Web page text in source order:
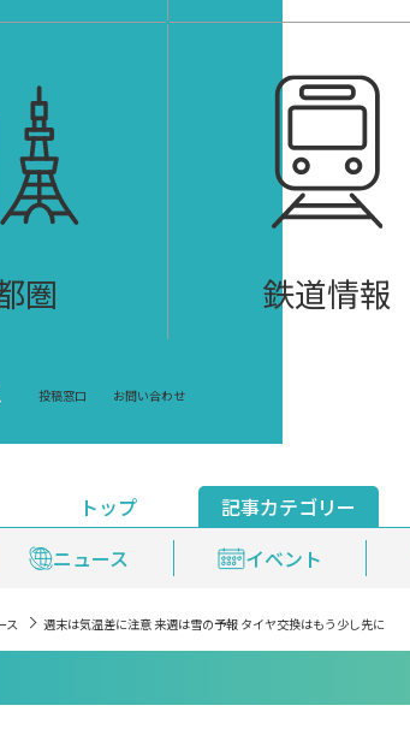
圏 鉄道情報
投稿窓口 お問い合わせ
トップ
記事カテゴリー
ニュース
イベント
おくやみ情報
安全安心
ライブ配信
ス 週末は気温差に注意 来週は雪の予報 タイヤ交換はもう少し先に